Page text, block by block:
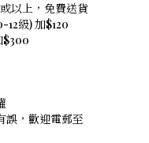
以上，免費送貨
12級) 加$120
$300
誤，歡迎電郵至